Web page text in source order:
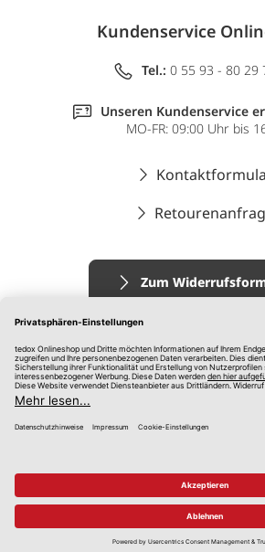
Kundenservice
Tel.: 0 55 93 - 80 29
Unseren Kundenservice
MO-FR: 09:00 Uhr bis
Zum
© 2026 tedox KG
Impressum
AGB
Datenschutz
Hinweisgebersystem